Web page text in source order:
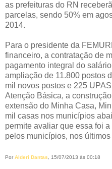
as prefeituras do RN
parcelas, sendo 50% em
2014.
Para o presidente da
financeiro, a contratação de
pagamento integral do
ampliação de 11.800 postos
mil novos postos e 225
Atenção Básica, a
extensão do Minha Casa,
mil casas nos municípios
permite avaliar que essa foi
pelos municípios, nos últimos
Por Alderi Dantas, 15/07/2013 às 00:18